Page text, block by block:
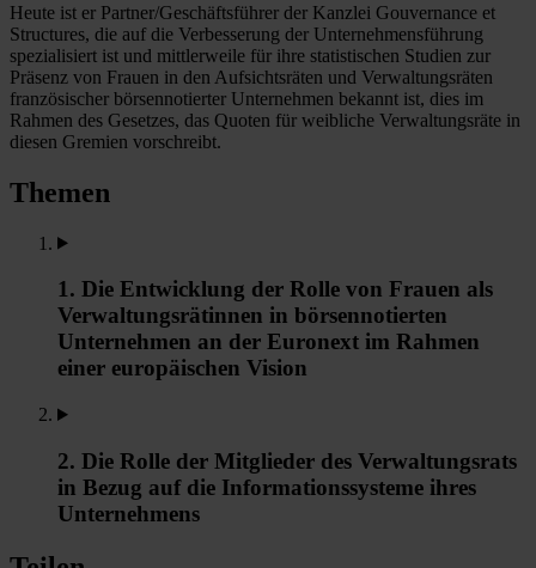
Heute ist er Partner/Geschäftsführer der Kanzlei Gouvernance et
Structures, die auf die Verbesserung der Unternehmensführung
spezialisiert ist und mittlerweile für ihre statistischen Studien zur
Präsenz von Frauen in den Aufsichtsräten und Verwaltungsräten
französischer börsennotierter Unternehmen bekannt ist, dies im
Rahmen des Gesetzes, das Quoten für weibliche Verwaltungsräte in
diesen Gremien vorschreibt.
Themen
1. Die Entwicklung der Rolle von Frauen als
Verwaltungsrätinnen in börsennotierten
Unternehmen an der Euronext im Rahmen
einer europäischen Vision
2. Die Rolle der Mitglieder des Verwaltungsrats
in Bezug auf die Informationssysteme ihres
Unternehmens